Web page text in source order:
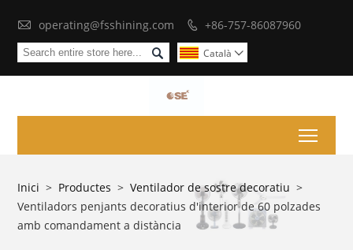
 operating@fsshining.com  +86-757-86087960
 Català 
Inici > Productes > Ventilador de sostre decoratiu >
Ventiladors penjants decoratius d'interior de 60 polzades
amb comandament a distància